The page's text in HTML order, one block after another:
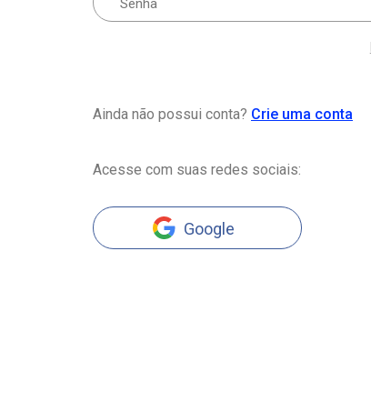
Ainda não possui conta? Crie uma conta
Acesse com suas redes sociais:
Google